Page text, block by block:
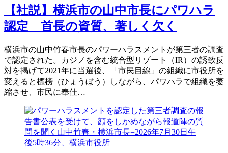
【社説】横浜市の山中市長にパワハラ
認定 首長の資質、著しく欠く
横浜市の山中竹春市長のパワーハラスメントが第三者の調査
で認定された。カジノを含む統合型リゾート（IR）の誘致反
対を掲げて2021年に当選後、「市民目線」の組織に市役所を
変えると標榜（ひょうぼう）しながら、パワハラで組織を萎
縮させ、市民に奉仕…